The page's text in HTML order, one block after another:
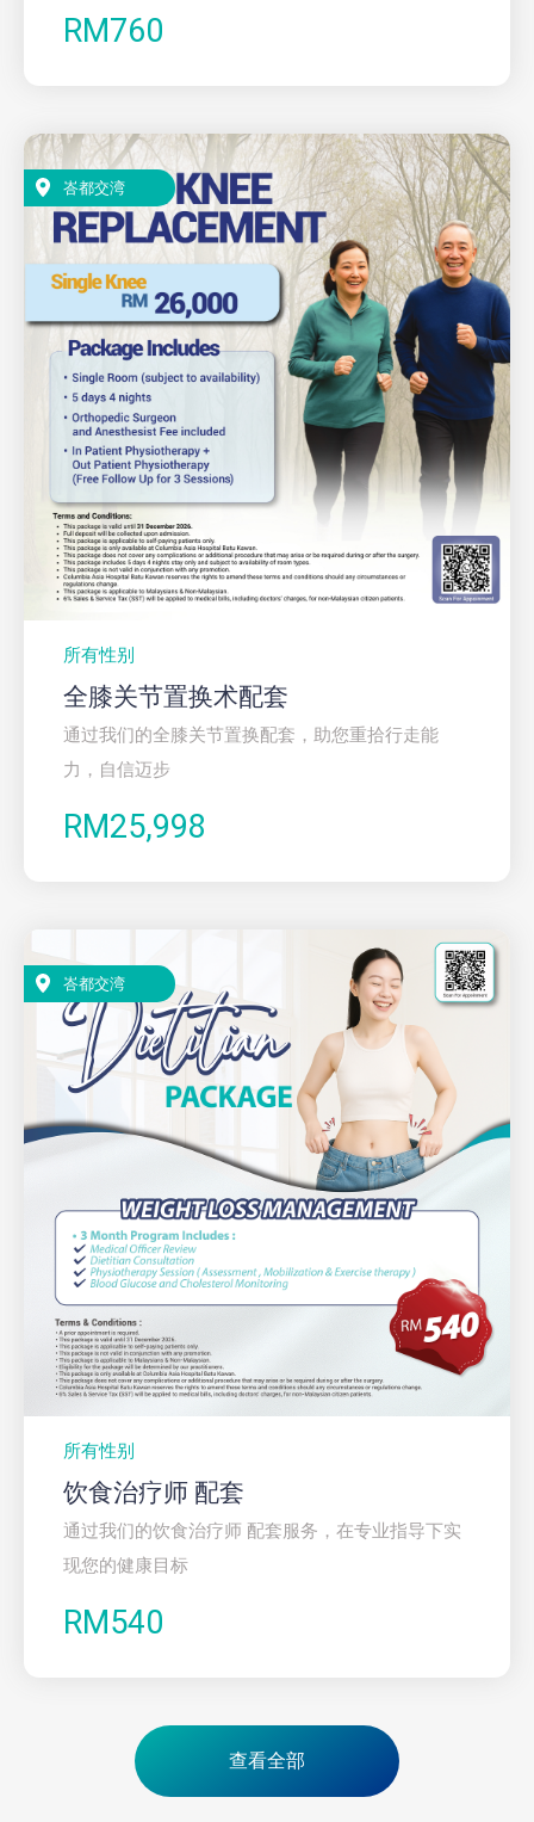
RM760
峇都交湾
所有性别
全膝关节置换术配套
通过我们的全膝关节置换配套，助您重拾行走能
力，自信迈步
RM25,998
峇都交湾
所有性别
饮食治疗师 配套
通过我们的饮食治疗师 配套服务，在专业指导下实
现您的健康目标
RM540
查看全部